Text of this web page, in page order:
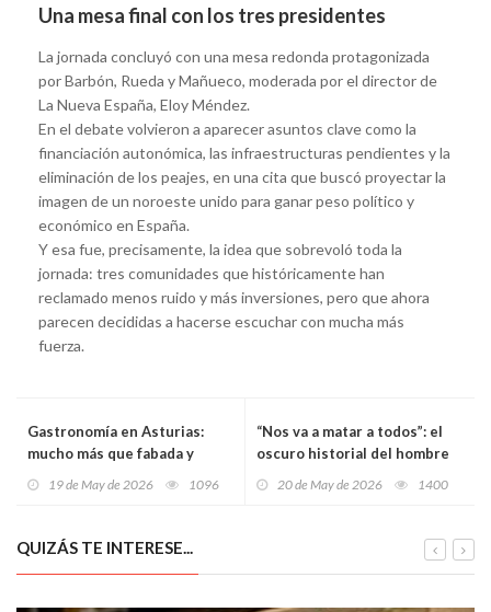
Una mesa final con los tres presidentes
La jornada concluyó con una mesa redonda protagonizada
por Barbón, Rueda y Mañueco, moderada por el director de
La Nueva España, Eloy Méndez.
En el debate volvieron a aparecer asuntos clave como la
financiación autonómica, las infraestructuras pendientes y la
eliminación de los peajes, en una cita que buscó proyectar la
imagen de un noroeste unido para ganar peso político y
económico en España.
Y esa fue, precisamente, la idea que sobrevoló toda la
jornada: tres comunidades que históricamente han
reclamado menos ruido y más inversiones, pero que ahora
parecen decididas a hacerse escuchar con mucha más
fuerza.
Gastronomía en Asturias:
mucho más que fabada y
19 de May de 2026 1096
“Nos va a matar a todos”: el
oscuro historial del hombre
cuchilladas a su hermana y a
20 de May de 2026 1400
QUIZÁS TE INTERESE...